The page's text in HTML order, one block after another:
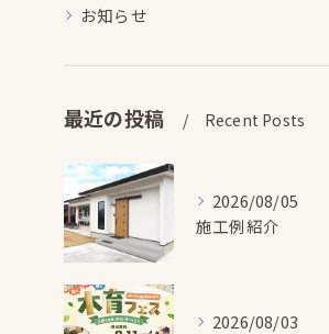
お知らせ
最近の投稿 Recent Posts
2026/08/05
施工例紹介
2026/08/03